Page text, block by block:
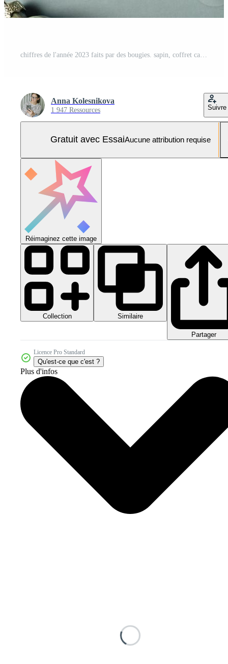
Anna Kolesnikova
1 947 Ressources Suivre
Gratuit avec EssaiAucune attribution requise
Réimaginez cette image
Collection Similaire
Partager
Licence Pro Standard
Qu'est-ce que c'est ?
Plus d'infos